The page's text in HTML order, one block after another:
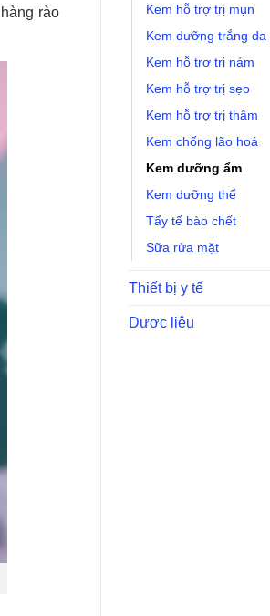
Kem hỗ trợ trị mụn
Kem dưỡng trắng da
Kem hỗ trợ trị nám
Kem hỗ trợ trị sẹo
Kem hỗ trợ trị thâm
Kem chống lão hoá
Kem dưỡng ẩm
Kem dưỡng thể
Tẩy tế bào chết
Sữa rửa mặt
Thiết bị y tế
Dược liệu
rào